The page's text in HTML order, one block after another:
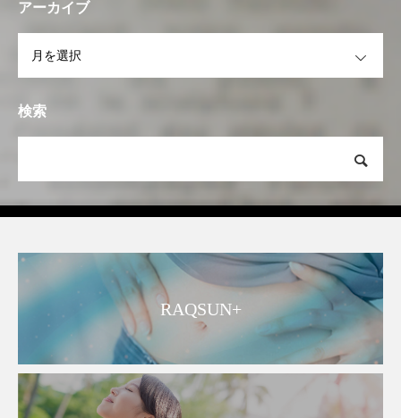
アーカイブ
検索
RAQSUN+